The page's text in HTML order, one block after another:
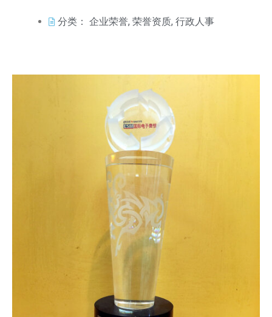
分类： 企业荣誉, 荣誉资质, 行政人事